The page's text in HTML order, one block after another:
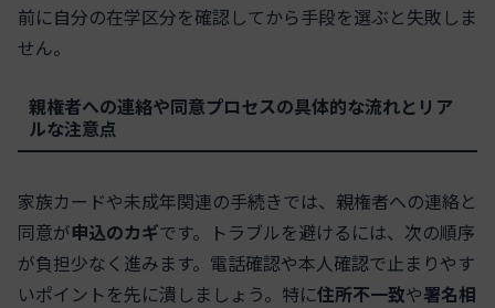
前に自分の在学区分を確認してから手段を選ぶと失敗しま
せん。
親権者への連絡や同意プロセスの具体的な流れとリア
ルな注意点
家族カードや未成年関連の手続きでは、親権者への連絡と
同意が申込のカギです。トラブルを避けるには、次の順序
が負担少なく進みます。電話確認や本人確認で止まりやす
いポイントを先に潰しましょう。特に住所不一致や署名相